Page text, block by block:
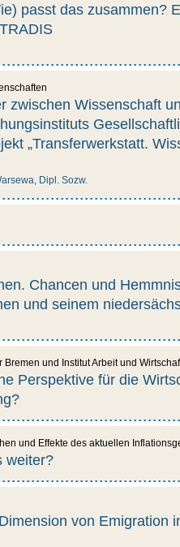
passt das zusammen?
zwischen Wissenschaft
„Transferwerkstatt.
Dipl. Sozw.
Chancen und
und seinem
und Institut Arbeit und
Perspektive für die
und Effekte des aktuellen
weiter?
von Emigration